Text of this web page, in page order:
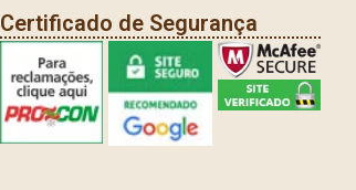
Certificado de Segurança